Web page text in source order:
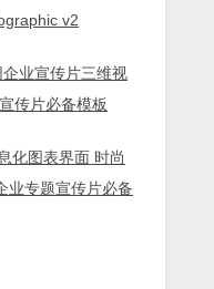
v2
业宣传片三维视
传片必备模板
化图表界面 时尚
业专题宣传片必备